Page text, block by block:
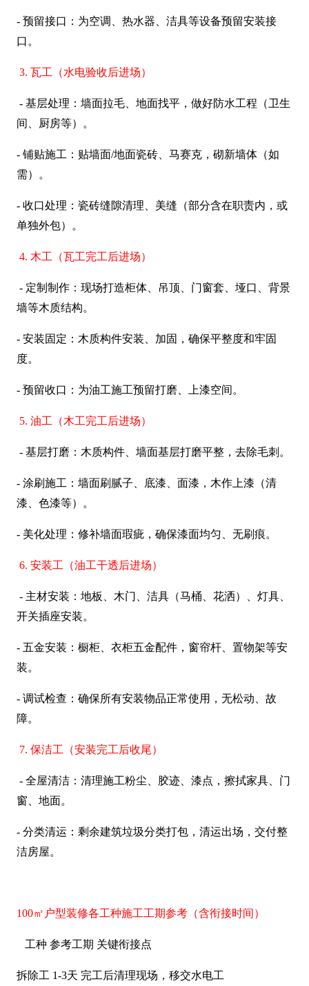
- 预留接口：为空调、热水器、洁具等设备预留安装接
口。
3. 瓦工（水电验收后进场）
- 基层处理：墙面拉毛、地面找平，做好防水工程（卫生
间、厨房等）。
- 铺贴施工：贴墙面/地面瓷砖、马赛克，砌新墙体（如
需）。
- 收口处理：瓷砖缝隙清理、美缝（部分含在职责内，或
单独外包）。
4. 木工（瓦工完工后进场）
- 定制制作：现场打造柜体、吊顶、门窗套、垭口、背景
墙等木质结构。
- 安装固定：木质构件安装、加固，确保平整度和牢固
度。
- 预留收口：为油工施工预留打磨、上漆空间。
5. 油工（木工完工后进场）
- 基层打磨：木质构件、墙面基层打磨平整，去除毛刺。
- 涂刷施工：墙面刷腻子、底漆、面漆，木作上漆（清
漆、色漆等）。
- 美化处理：修补墙面瑕疵，确保漆面均匀、无刷痕。
6. 安装工（油工干透后进场）
- 主材安装：地板、木门、洁具（马桶、花洒）、灯具、
开关插座安装。
- 五金安装：橱柜、衣柜五金配件，窗帘杆、置物架等安
装。
- 调试检查：确保所有安装物品正常使用，无松动、故
障。
7. 保洁工（安装完工后收尾）
- 全屋清洁：清理施工粉尘、胶迹、漆点，擦拭家具、门
窗、地面。
- 分类清运：剩余建筑垃圾分类打包，清运出场，交付整
洁房屋。
100㎡户型装修各工种施工工期参考（含衔接时间）
工种 参考工期 关键衔接点
拆除工 1-3天 完工后清理现场，移交水电工